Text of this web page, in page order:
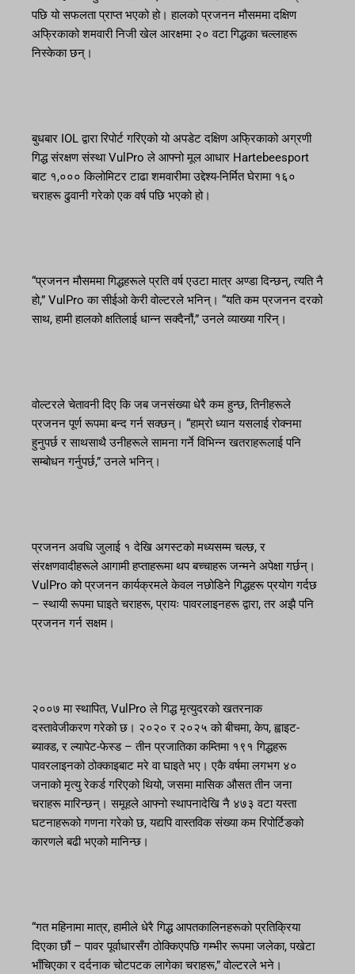
पछि यो सफलता प्राप्त भएको हो। हालको प्रजनन मौसममा दक्षिण
अफ्रिकाको शमवारी निजी खेल आरक्षमा २० वटा गिद्धका चल्लाहरू
निस्केका छन्।
बुधबार IOL द्वारा रिपोर्ट गरिएको यो अपडेट दक्षिण अफ्रिकाको अग्रणी
गिद्ध संरक्षण संस्था VulPro ले आफ्नो मूल आधार Hartebeesport
बाट १,००० किलोमिटर टाढा शमवारीमा उद्देश्य-निर्मित घेरामा १६०
चराहरू ढुवानी गरेको एक वर्ष पछि भएको हो।
“प्रजनन मौसममा गिद्धहरूले प्रति वर्ष एउटा मात्र अण्डा दिन्छन्, त्यति नै
हो,” VulPro का सीईओ केरी वोल्टरले भनिन्। “यति कम प्रजनन दरको
साथ, हामी हालको क्षतिलाई धान्न सक्दैनौं,” उनले व्याख्या गरिन्।
वोल्टरले चेतावनी दिए कि जब जनसंख्या धेरै कम हुन्छ, तिनीहरूले
प्रजनन पूर्ण रूपमा बन्द गर्न सक्छन्। “हाम्रो ध्यान यसलाई रोक्नमा
हुनुपर्छ र साथसाथै उनीहरूले सामना गर्ने विभिन्न खतराहरूलाई पनि
सम्बोधन गर्नुपर्छ,” उनले भनिन्।
प्रजनन अवधि जुलाई १ देखि अगस्टको मध्यसम्म चल्छ, र
संरक्षणवादीहरूले आगामी हप्ताहरूमा थप बच्चाहरू जन्मने अपेक्षा गर्छन्।
VulPro को प्रजनन कार्यक्रमले केवल नछोडिने गिद्धहरू प्रयोग गर्दछ
– स्थायी रूपमा घाइते चराहरू, प्रायः पावरलाइनहरू द्वारा, तर अझै पनि
प्रजनन गर्न सक्षम।
२००७ मा स्थापित, VulPro ले गिद्ध मृत्युदरको खतरनाक
दस्तावेजीकरण गरेको छ। २०२० र २०२५ को बीचमा, केप, ह्वाइट-
ब्याक्ड, र ल्यापेट-फेस्ड – तीन प्रजातिका कम्तिमा १९१ गिद्धहरू
पावरलाइनको ठोक्काइबाट मरे वा घाइते भए। एकै वर्षमा लगभग ४०
जनाको मृत्यु रेकर्ड गरिएको थियो, जसमा मासिक औसत तीन जना
चराहरू मारिन्छन्। समूहले आफ्नो स्थापनादेखि नै ४७३ वटा यस्ता
घटनाहरूको गणना गरेको छ, यद्यपि वास्तविक संख्या कम रिपोर्टिङको
कारणले बढी भएको मानिन्छ।
“गत महिनामा मात्र, हामीले धेरै गिद्ध आपतकालिनहरूको प्रतिक्रिया
दिएका छौं – पावर पूर्वाधारसँग ठोक्किएपछि गम्भीर रूपमा जलेका, पखेटा
भाँचिएका र दर्दनाक चोटपटक लागेका चराहरू,” वोल्टरले भने।